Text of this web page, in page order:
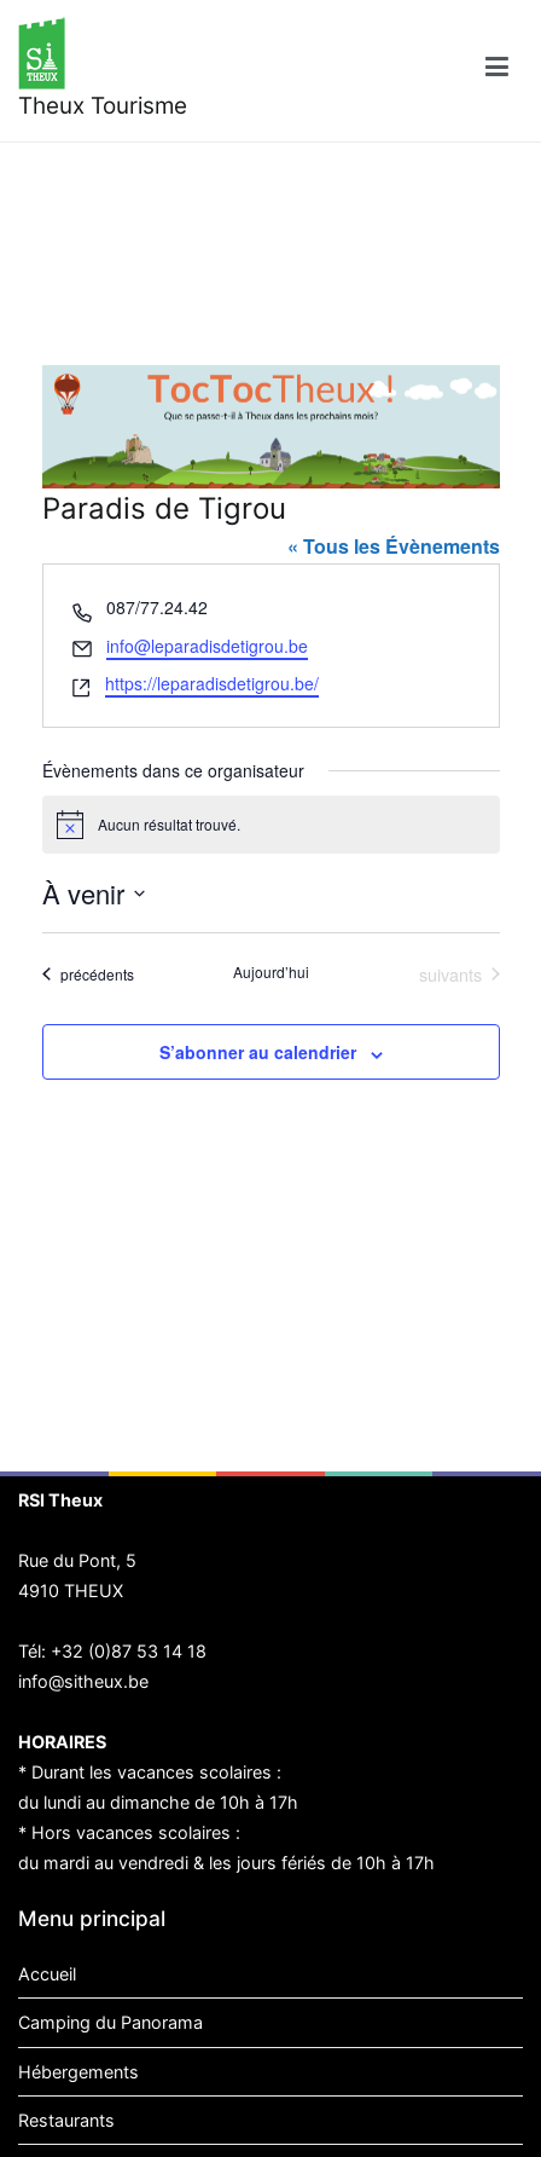
contenu
Theux Tourisme
Paradis de Tigrou
« Tous les Évènements
Téléphone
087/77.24.42
Email
info@leparadisdetigrou.be
Site
https://leparadisdetigrou.be/
Évènements dans ce organisateur
Notice Aucun résultat trouvé.
À venir
date.
Évènements
précédents Aujourd’hui Évènements
suivants
S’abonner au calendrier
RSI Theux
Rue du Pont, 5
4910 THEUX
Tél: +32 (0)87 53 14 18
info@sitheux.be
HORAIRES
* Durant les vacances scolaires :
du lundi au dimanche de 10h à 17h
* Hors vacances scolaires :
du mardi au vendredi & les jours fériés de 10h à 17h
Menu principal
Accueil
Camping du Panorama
Hébergements
Restaurants